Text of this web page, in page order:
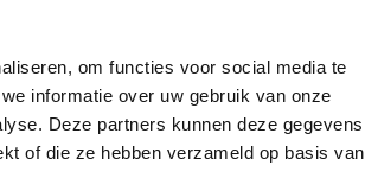
om functies voor social media te
informatie over uw gebruik van onze
Deze partners kunnen deze gegevens
of die ze hebben verzameld op basis van
Neem contact met ons op